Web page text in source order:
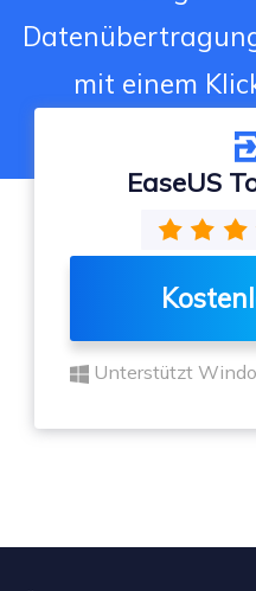
mit einem
EaseUS
Unterstützt